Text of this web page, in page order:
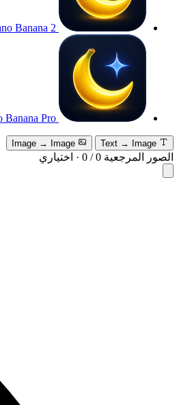
Banana 2
Banana Pro
Text → Image
Image → Image
الصور المرجعية 0
/
0
· اختياري